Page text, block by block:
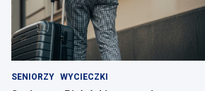
SENIORZY WYCIECZKI